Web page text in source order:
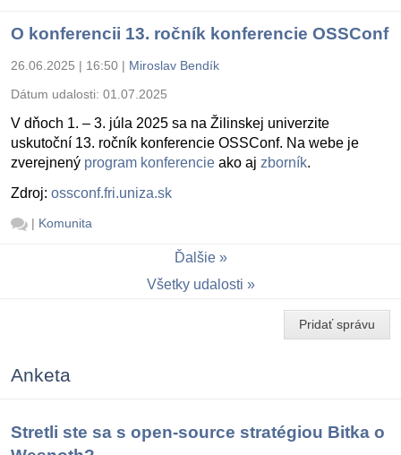
O konferencii 13. ročník konferencie OSSConf
26.06.2025 | 16:50 | Miroslav Bendík
Dátum udalosti: 01.07.2025
V dňoch 1. – 3. júla 2025 sa na Žilinskej univerzite
uskutoční 13. ročník konferencie OSSConf. Na webe je
zverejnený program konferencie ako aj zborník.
Zdroj: ossconf.fri.uniza.sk
| Komunita
Ďalšie
Všetky udalosti
Pridať správu
Anketa
Stretli ste sa s open-source stratégiou Bitka o